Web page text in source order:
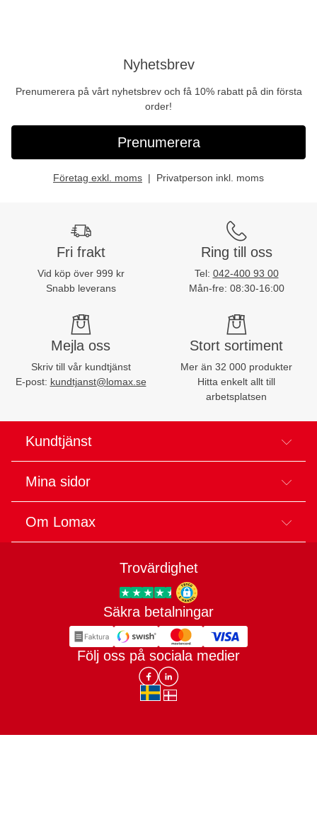
Nyhetsbrev
Prenumerera på vårt nyhetsbrev och få 10% rabatt på din första
order!
Prenumerera
Företag exkl. moms Privatperson inkl. moms
Fri frakt
Vid köp över 999 kr
Snabb leverans
Ring till oss
Tel: 042-400 93 00
Mån-fre: 08:30-16:00
Mejla oss
Skriv till vår kundtjänst
E-post: kundtjanst@lomax.se
Stort sortiment
Mer än 32 000 produkter
Hitta enkelt allt till
arbetsplatsen
Kundtjänst
Mina sidor
Om Lomax
Trovärdighet
Trygg E-handel
Säkra betalningar
Följ oss på sociala medier
Lomax DK Facebook
Lomax SE LinkIn
sv-SEda-DK